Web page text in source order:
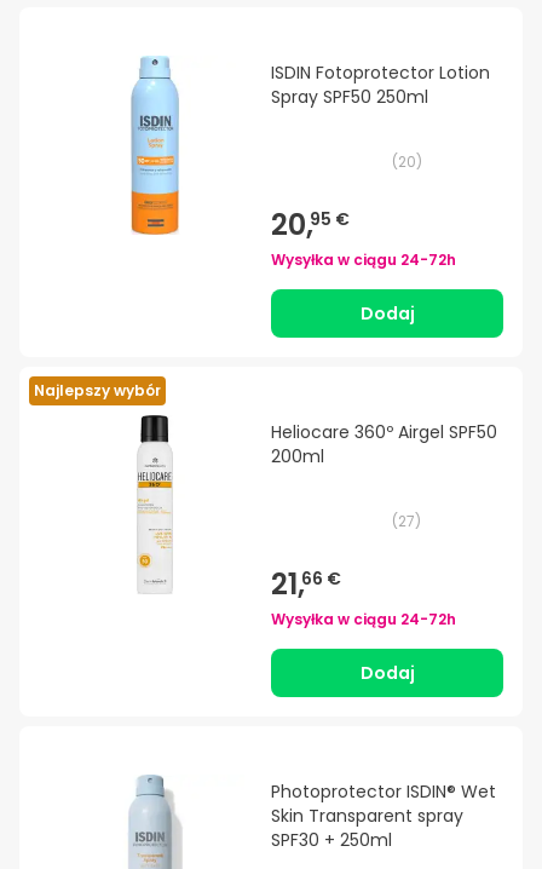
ISDIN Fotoprotector Lotion
Spray SPF50 250ml
(20)
20,95 €
Wysyłka w ciągu 24-72h
Dodaj
Najlepszy wybór
Heliocare 360º Airgel SPF50
200ml
(27)
21,66 €
Wysyłka w ciągu 24-72h
Dodaj
Photoprotector ISDIN® Wet
Skin Transparent spray
SPF30 + 250ml